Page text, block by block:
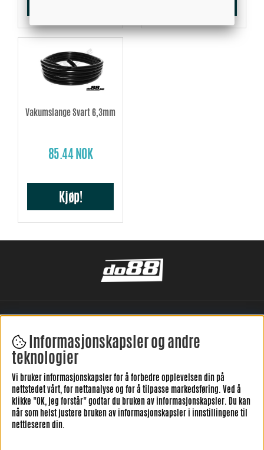
Vakumslange Svart 6,3mm
85.44 NOK
Kjøp!
LEGG IGJEN DIN ANMELDELSE HER
Informasjonskapsler og andre
teknologier
Vi bruker informasjonskapsler for å forbedre opplevelsen din på
nettstedet vårt, for nettanalyse og for å tilpasse markedsføring. Ved å
klikke "OK, jeg forstår" godtar du bruken av informasjonskapsler. Du kan
når som helst justere bruken av informasjonskapsler i innstillingene til
nettleseren din.